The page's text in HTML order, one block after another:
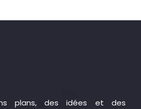
plans, des idées et des